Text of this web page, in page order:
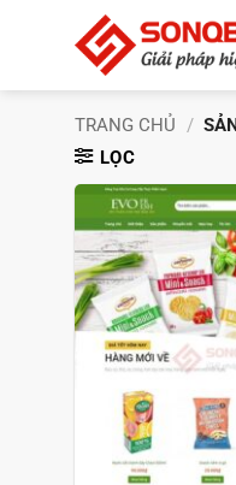
TRANG CHỦ /
LỌC